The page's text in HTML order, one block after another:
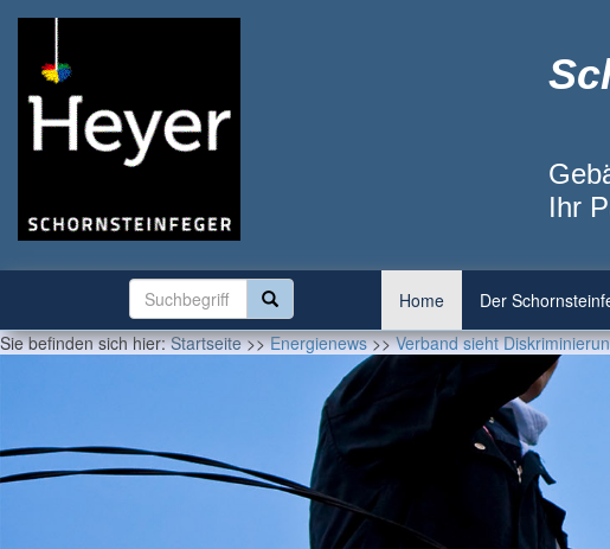
Ihr
Home Der
Sie befinden sich hier:Startseite>>Energienews>>Verband sieht